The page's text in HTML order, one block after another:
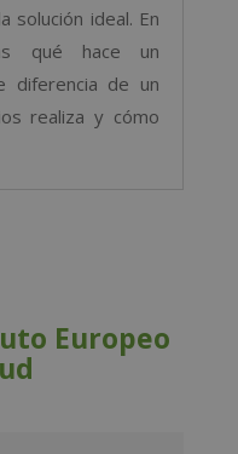
solución ideal. En
qué hace un
diferencia de un
realiza y cómo
Europeo